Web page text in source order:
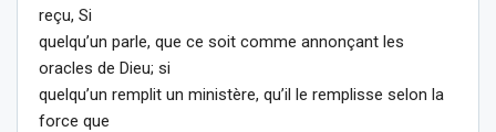
reçu, Si
quelqu’un parle, que ce soit comme annonçant les
oracles de Dieu; si
quelqu’un remplit un ministère, qu’il le remplisse selon la
force que